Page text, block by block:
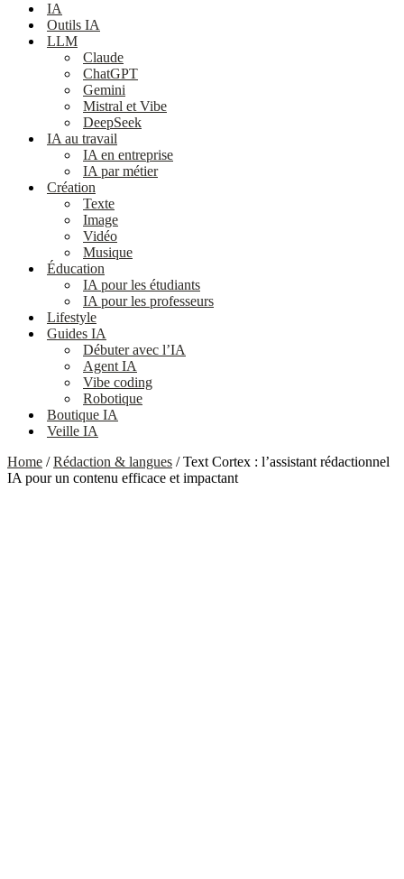
navigation
IA
Outils IA
LLM
Claude
ChatGPT
Gemini
Mistral et Vibe
DeepSeek
IA au travail
IA en entreprise
IA par métier
Création
Texte
Image
Vidéo
Musique
Éducation
IA pour les étudiants
IA pour les professeurs
Lifestyle
Guides IA
Débuter avec l’IA
Agent IA
Vibe coding
Robotique
Boutique IA
Veille IA
Home /Rédaction & langues / Text Cortex : l’assistant rédactionnel
IA pour un contenu efficace et impactant